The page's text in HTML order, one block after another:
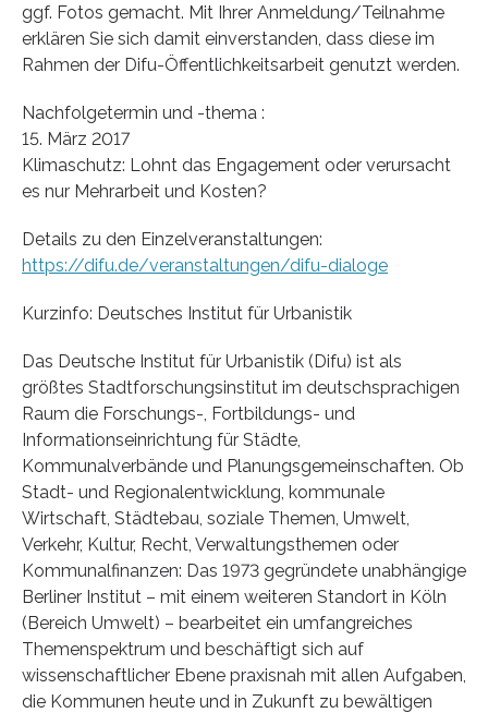
ggf. Fotos gemacht. Mit Ihrer Anmeldung/Teilnahme
erklären Sie sich damit einverstanden, dass diese im
Rahmen der Difu-Öffentlichkeitsarbeit genutzt werden.
Nachfolgetermin und -thema :
15. März 2017
Klimaschutz: Lohnt das Engagement oder verursacht
es nur Mehrarbeit und Kosten?
Details zu den Einzelveranstaltungen:
https://difu.de/veranstaltungen/difu-dialoge
Kurzinfo: Deutsches Institut für Urbanistik
Das Deutsche Institut für Urbanistik (Difu) ist als
größtes Stadtforschungsinstitut im deutschsprachigen
Raum die Forschungs-, Fortbildungs- und
Informationseinrichtung für Städte,
Kommunalverbände und Planungsgemeinschaften. Ob
Stadt- und Regionalentwicklung, kommunale
Wirtschaft, Städtebau, soziale Themen, Umwelt,
Verkehr, Kultur, Recht, Verwaltungsthemen oder
Kommunalfinanzen: Das 1973 gegründete unabhängige
Berliner Institut – mit einem weiteren Standort in Köln
(Bereich Umwelt) – bearbeitet ein umfangreiches
Themenspektrum und beschäftigt sich auf
wissenschaftlicher Ebene praxisnah mit allen Aufgaben,
die Kommunen heute und in Zukunft zu bewältigen